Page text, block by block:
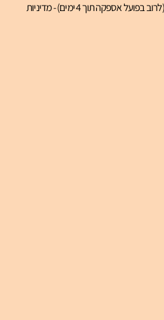
משלוח עד 7 ימי עסקים (לרוב בפועל אספקה תוך 4 ימים) - מדיניות